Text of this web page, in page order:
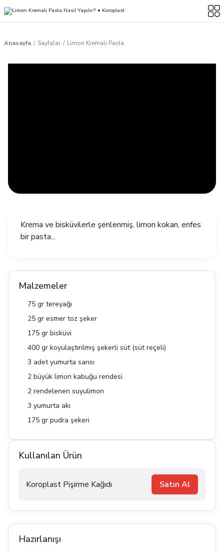
Anasayfa Sayfalar Limon Kremalı Pasta
Krema ve bisküvilerle şenlenmiş, limon kokan, enfes
bir pasta...
Malzemeler
75 gr tereyağı
25 gr esmer toz şeker
175 gr bisküvi
400 gr koyulaştırılmış şekerli süt (süt reçeli)
3 adet yumurta sarısı
2 büyük limon kabuğu rendesi
2 rendelenen suyulimon
3 yumurta akı
175 gr pudra şekeri
Kullanılan Ürün
Koroplast Pişirme Kağıdı Satın Al
Hazırlanışı